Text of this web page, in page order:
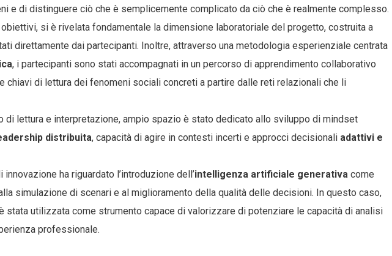
e di distinguere ciò che è semplicemente complicato da ciò che è realmente complesso.
si è rivelata fondamentale la dimensione laboratoriale del progetto, costruita a
direttamente dai partecipanti. Inoltre, attraverso una metodologia esperienziale centrata
, i partecipanti sono stati accompagnati in un percorso di apprendimento collaborativo
chiavi di lettura dei fenomeni sociali concreti a partire dalle reti relazionali che li
di lettura e interpretazione, ampio spazio è stato dedicato allo sviluppo di mindset
distribuita, capacità di agire in contesti incerti e approcci decisionali adattivi e
ha riguardato l’introduzione dell’intelligenza artificiale generativa come
simulazione di scenari e al miglioramento della qualità delle decisioni. In questo caso,
stata utilizzata come strumento capace di valorizzare di potenziare le capacità di analisi
professionale.